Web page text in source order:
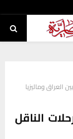
العراق وماليزيا
الناقل